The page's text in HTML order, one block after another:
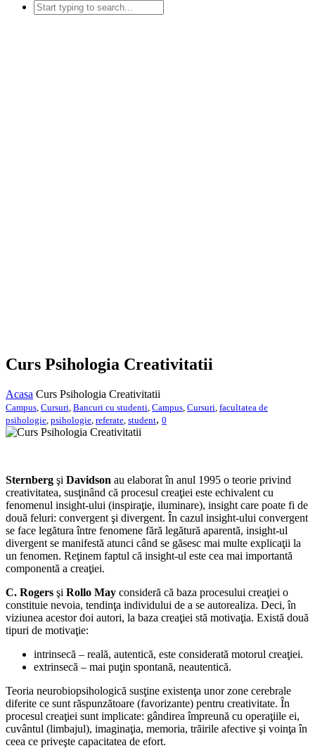
Curs Psihologia Creativitatii
Acasa Curs Psihologia Creativitatii
Campus Cursuri Bancuri cu studenti Campus Cursuri facultatea de
psihologie psihologie referate student, 0
Sternberg şi Davidson au elaborat în anul 1995 o teorie privind
creativitatea, susţinând că procesul creaţiei este echivalent cu
fenomenul insight-ului (inspiraţie, iluminare), insight care poate fi de
două feluri: convergent şi divergent. În cazul insight-ului convergent
se face legătura între fenomene fără legătură aparentă, insight-ul
divergent se manifestă atunci când se găsesc mai multe explicaţii la
un fenomen. Reţinem faptul că insight-ul este cea mai importantă
componentă a creaţiei.
C. Rogers şi Rollo May consideră că baza procesului creaţiei o
constituie nevoia, tendinţa individului de a se autorealiza. Deci, în
viziunea acestor doi autori, la baza creaţiei stă motivaţia. Există două
tipuri de motivaţie:
intrinsecă – reală, autentică, este considerată motorul creaţiei.
extrinsecă – mai puţin spontană, neautentică.
Teoria neurobiopsihologică susţine existenţa unor zone cerebrale
diferite ce sunt răspunzătoare (favorizante) pentru creativitate. În
procesul creaţiei sunt implicate: gândirea împreună cu operaţiile ei,
cuvântul (limbajul), imaginaţia, memoria, trăirile afective şi voinţa în
ceea ce priveşte capacitatea de efort.